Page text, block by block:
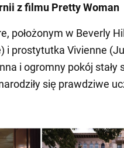
z filmu Pretty Woman
położonym w Beverly
i prostytutka Vivienne
i ogromny pokój stały
się prawdziwe